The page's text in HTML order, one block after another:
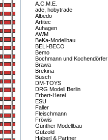
A.C.M.E.
ade, hobytrade
Albedo
Artitec
Auhagen
AWM
BeKa-Modellbau
BELI-BECO
Bemo
Bochmann und Kochendörfer
Brawa
Brekina
Busch
DM-TOYS
DRG Modell Berlin
Erbert-Herei
ESU
Faller
Fleischmann
Fröwis
Günther Modellbau
Gützold
Haberl & Partner